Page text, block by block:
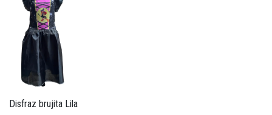
Disfraz brujita Lila